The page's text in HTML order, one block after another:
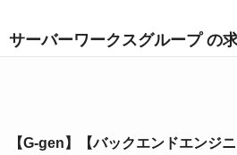
サーバーワークスグループ の
【G-gen】【バックエンドエンジニ